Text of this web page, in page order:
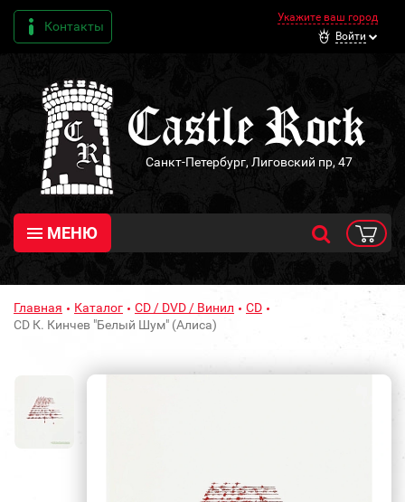
Контакты
Укажите ваш город
Войти
Санкт-Петербург, Лиговский пр, 47
МЕНЮ
Главная Каталог CD / DVD / Винил
CD
CD К. Кинчев "Белый Шум" (Алиса)